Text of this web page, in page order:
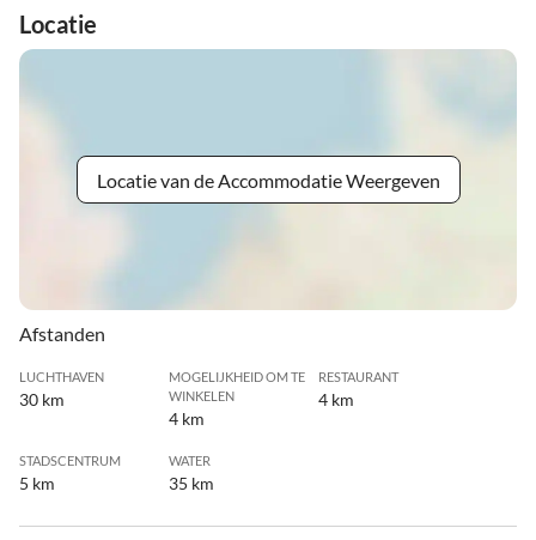
Locatie
Locatie van de Accommodatie Weergeven
Afstanden
LUCHTHAVEN
30 km
MOGELIJKHEID OM TE
WINKELEN
4 km
RESTAURANT
4 km
STADSCENTRUM
5 km
WATER
35 km